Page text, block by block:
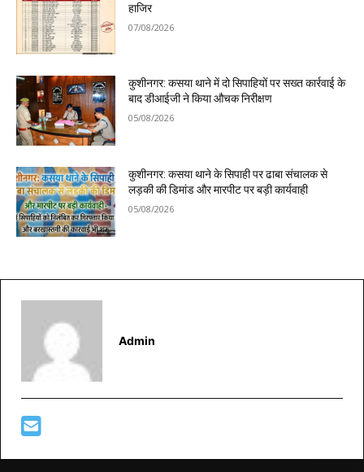
हाजिर
07/08/2026
कुशीनगर: कसया थाने में दो सिपाहियों पर सख्त कार्रवाई के
बाद डीआईजी ने किया औचक निरीक्षण
05/08/2026
कुशीनगर: कसया थाने के सिपाही पर ढाबा संचालक से
लड़की की डिमांड और मारपीट पर बड़ी कार्यवाही
05/08/2026
Admin